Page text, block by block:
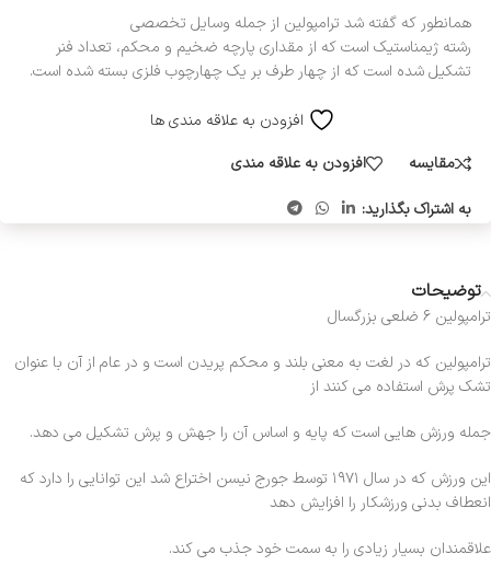
همانطور که گفته شد ترامپولین از جمله وسایل تخصصی
رشته ژیمناستیک است که از مقداری پارچه ضخیم و محکم، تعداد فنر
تشکیل شده است که از چهار طرف بر یک چهارچوب فلزی بسته شده است.
افزودن به علاقه مندی ها
مقایسه
افزودن به علاقه مندی
به اشتراک بگذارید:
توضیحات
ترامپولین ۶ ضلعی بزرگسال
ترامپولین که در لغت به معنی بلند و محکم پریدن است و در عام از آن با عنوان
تشک پرش استفاده می کنند از
جمله ورزش هایی است که پایه و اساس آن را جهش و پرش تشکیل می دهد.
این ورزش که در سال ۱۹۷۱ توسط جورج نیسن اختراع شد این توانایی را دارد که
انعطاف بدنی ورزشکار را افزایش دهد
علاقمندان بسیار زیادی را به سمت خود جذب می کند.